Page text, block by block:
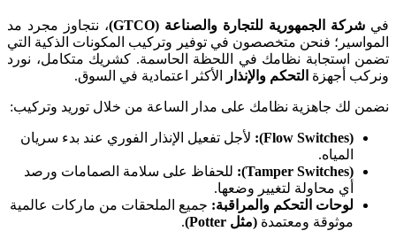
في شركة الجمهورية للتجارة والصناعة (GTCO)
، نتجاوز مجرد مد
المواسير؛ فنحن متخصصون في توفير وتركيب المكونات الذكية التي
تضمن استجابة نظامك في اللحظة الحاسمة. كشريك متكامل، نورد
ونركب أجهزة التحكم والإنذار الأكثر اعتمادية في السوق.
نضمن لك جاهزية نظامك على مدار الساعة من خلال توريد وتركيب:
(Flow Switches):
لأجل تفعيل الإنذار الفوري عند بدء سريان
المياه.
(Tamper Switches):
للحفاظ على سلامة الصمامات ورصد
أي محاولة لتغيير وضعها.
لوحات التحكم والمراقبة: جميع الملحقات من ماركات عالمية
موثوقة ومعتمدة (مثل Potter) .